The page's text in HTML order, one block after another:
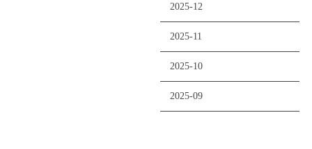
2025-12
2025-11
2025-10
2025-09